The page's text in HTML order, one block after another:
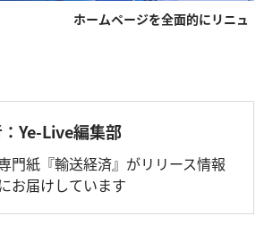
ジを全面的にリニュ
Ye-Live編集部
門紙『輸送経済』がリリース情報
お届けしています